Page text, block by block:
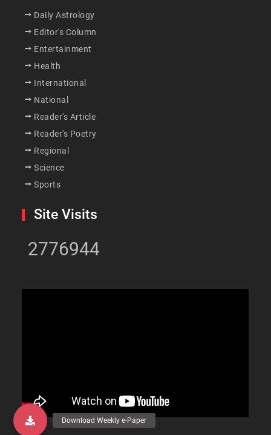
Daily Astrology
Editor's Column
Entertainment
Health
International
National
Reader's Article
Reader's Poetry
Regional
Science
Sports
Site Visits
2776944